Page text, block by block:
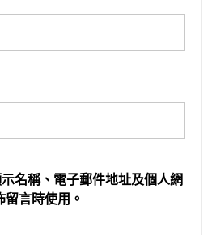
名稱、電子郵件地址及個人網
言時使用。